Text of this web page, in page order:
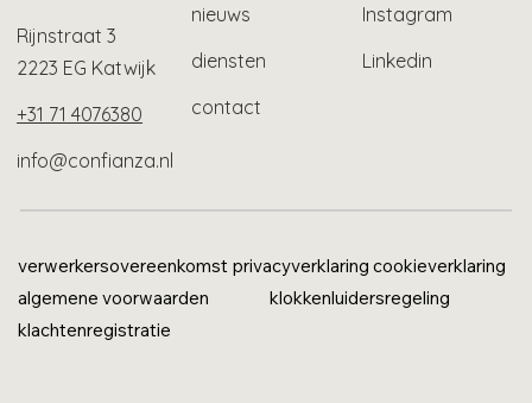
Rijnstraat 3
2223 EG Katwijk
+31 71 4076380
info@confianza.nl
nieuws
diensten
contact
Instagram
Linkedin
verwerkersovereenkomst privacyverklaring cookieverklaring
algemene voorwaarden
klokkenluidersregeling
klachtenregistratie